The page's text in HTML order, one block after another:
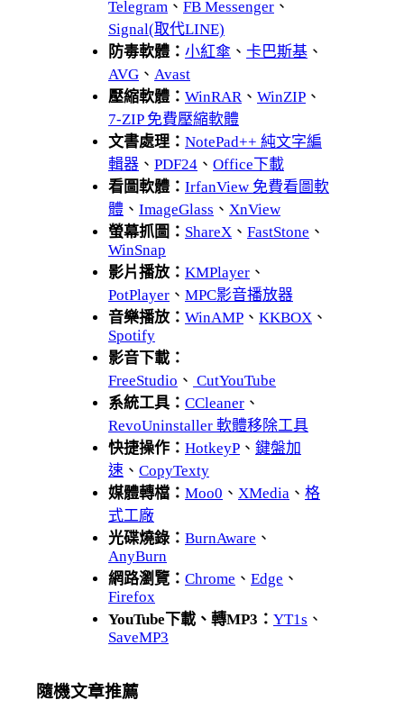
Telegram 、 FB Messenger 、
Signal(取代LINE)
防毒軟體： 小紅傘 、 卡巴斯基 、
AVG 、 Avast
壓縮軟體： WinRAR、 WinZIP 、
7-ZIP 免費壓縮軟體
文書處理： NotePad++ 純文字編
輯器 、 PDF24 、 Office下載
看圖軟體： IrfanView 免費看圖軟
體 、 ImageGlass 、 XnView
螢幕抓圖： ShareX 、 FastStone 、
WinSnap
影片播放： KMPlayer 、
PotPlayer 、 MPC影音播放器
音樂播放： WinAMP 、 KKBOX 、
Spotify
影音下載：
FreeStudio 、 CutYouTube
系統工具： CCleaner 、
RevoUninstaller 軟體移除工具
快捷操作： HotkeyP 、 鍵盤加
速 、 CopyTexty
媒體轉檔： Moo0 、 XMedia 、 格
式工廠
光碟燒錄： BurnAware 、
AnyBurn
網路瀏覽： Chrome 、 Edge 、
Firefox
YouTube下載、轉MP3： YT1s 、
SaveMP3
隨機文章推薦